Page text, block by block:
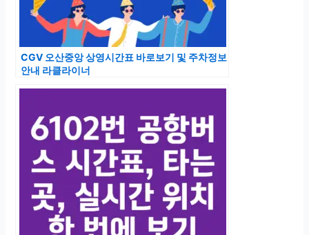
CGV 오산중앙 상영시간표 바로보기 및 주차정보
안내 라클라이너